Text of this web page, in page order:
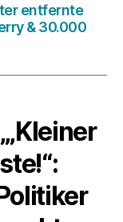
entfernte
& 30.000